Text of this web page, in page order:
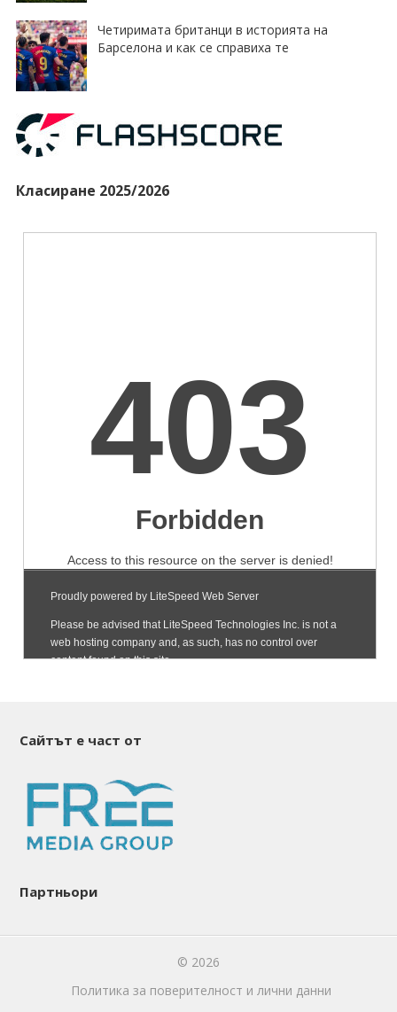
Четиримата британци в историята на
Барселона и как се справиха те
Класиране 2025/2026
Сайтът е част от
Партньори
© 2026
Политика за поверителност и лични данни